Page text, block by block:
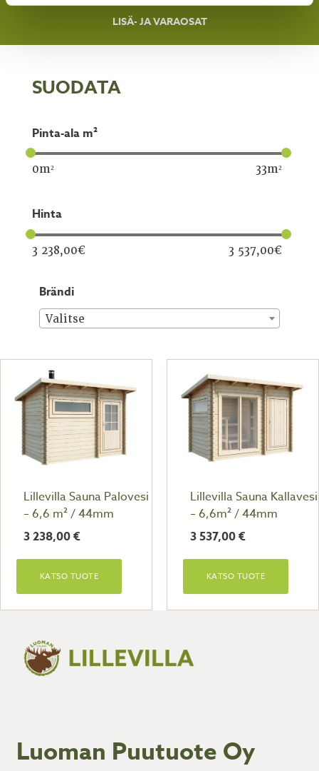
LISÄ- JA VARAOSAT
SUODATA
pinta-ala m²
0m² 33m²
hinta
3 238,00€ 3 537,00€
brändi
Valitse
Lillevilla Sauna Palovesi
– 6,6 m² / 44mm
3 238,00€
KATSO TUOTE
Lillevilla Sauna Kallavesi
– 6,6m² / 44mm
3 537,00€
KATSO TUOTE
Luoman Puutuote Oy